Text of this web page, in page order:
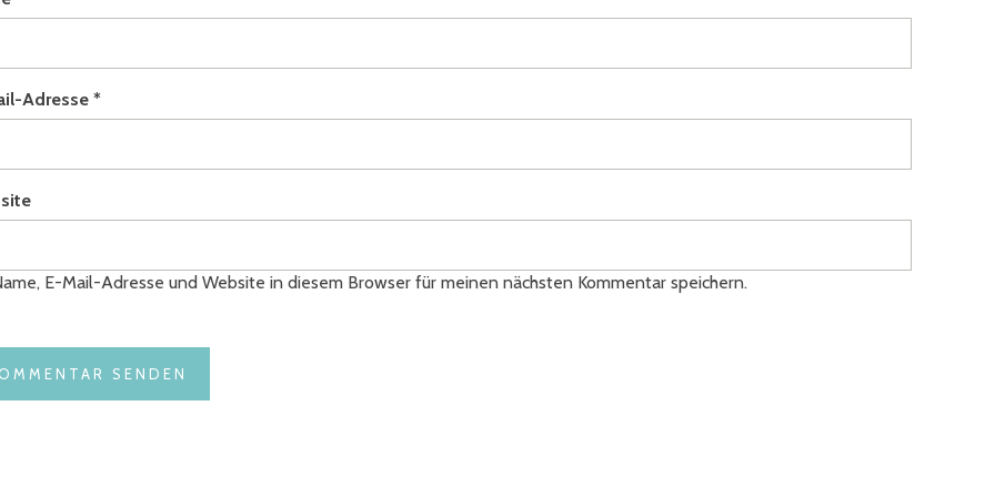
Adresse*
E-Mail-Adresse und Website in diesem Browser für meinen nächsten Kommentar speichern.